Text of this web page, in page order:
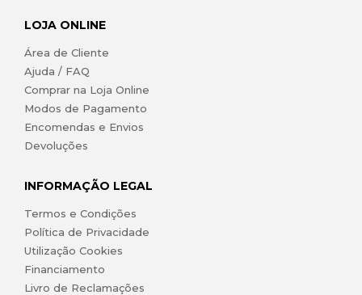
LOJA ONLINE
Área de Cliente
Ajuda / FAQ
Comprar na Loja Online
Modos de Pagamento
Encomendas e Envios
Devoluções
INFORMAÇÃO LEGAL
Termos e Condições
Política de Privacidade
Utilização Cookies
Financiamento
Livro de Reclamações